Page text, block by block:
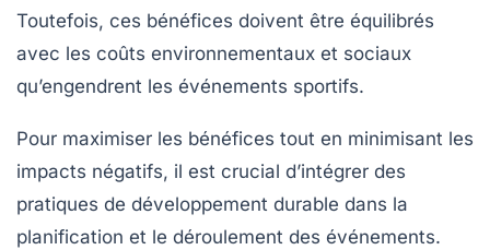
Toutefois, ces bénéfices doivent être équilibrés
avec les coûts environnementaux et sociaux
qu’engendrent les événements sportifs.
Pour maximiser les bénéfices tout en minimisant les
impacts négatifs, il est crucial d’intégrer des
pratiques de développement durable dans la
planification et le déroulement des événements.